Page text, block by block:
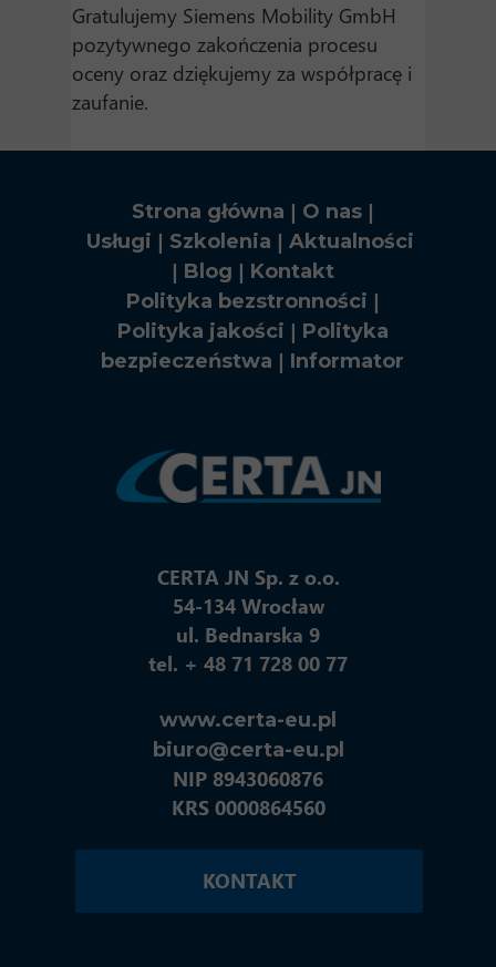
Strona główna | O nas|
Usługi | Szkolenia | Aktualności
| Blog | Kontakt
Polityka bezstronności |
Polityka jakości | Polityka
bezpieczeństwa | Informator
CERTA JN Sp. z o.o.
54-134 Wrocław
ul. Bednarska 9
tel. + 48 71 728 00 77
www.certa-eu.pl
biuro@certa-eu.pl
NIP 8943060876
KRS 0000864560
KONTAKT
Gratulujemy Siemens Mobility GmbH
pozytywnego zakończenia procesu
oceny oraz dziękujemy za współpracę i
zaufanie.